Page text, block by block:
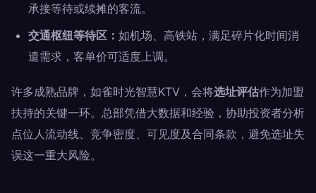
承接等待或续摊的客流。
交通枢纽等待区： 如机场、高铁站，满足碎片化时间消
遣需求，客单价可适度上调。
许多成熟品牌，如雀时光智慧KTV，会将选址评估作为加盟
扶持的关键一环。总部凭借大数据和经验，协助投资者分析
点位人流动线、竞争密度、可见度及合同条款，避免选址失
误这一重大风险。